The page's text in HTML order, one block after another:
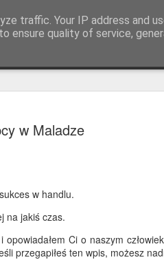
w Maladze
w handlu.
na jakiś czas.
Ci o naszym
przegapiłeś ten wpis, możesz
traffic. Your IP address and
ensure quality of service,
10
dźwiękowej. Blisko plaży
obrożnych. W tym roku
Pierwotnie przybyły z